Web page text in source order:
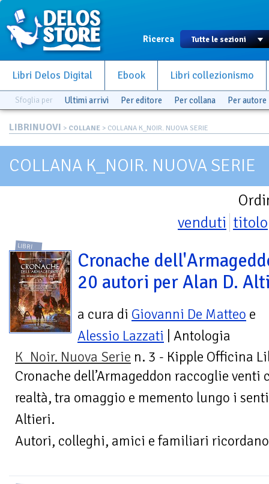
Ricerca
Libri Delos Digital Ebook Libri collezionismo
Sfoglia per Ultimi arrivi Per editore Per collana Per autore
LIBRINUOVI > COLLANE > COLLANA K_NOIR. NUOVA SERIE
COLLANA K_NOIR. NUOVA SERIE
venduti titolo
LIBRI
Cronache
20 autori per Alan D.
a cura di Giovanni De Matteo e
Alessio Lazzati | Antologia
K_Noir. Nuova Serie n. 3 - Kipple Officina
Cronache dell’Armageddon raccoglie
realtà, tra omaggio e memento lungo i
Altieri.
Autori, colleghi, amici e familiari